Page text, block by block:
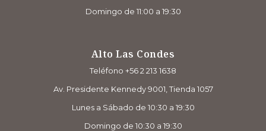
Domingo de 11:00 a 19:30
Alto Las Condes
Teléfono +56 2 213 1638
Av. Presidente Kennedy 9001, Tienda 1057
Lunes a Sábado de 10:30 a 19:30
Domingo de 10:30 a 19:30